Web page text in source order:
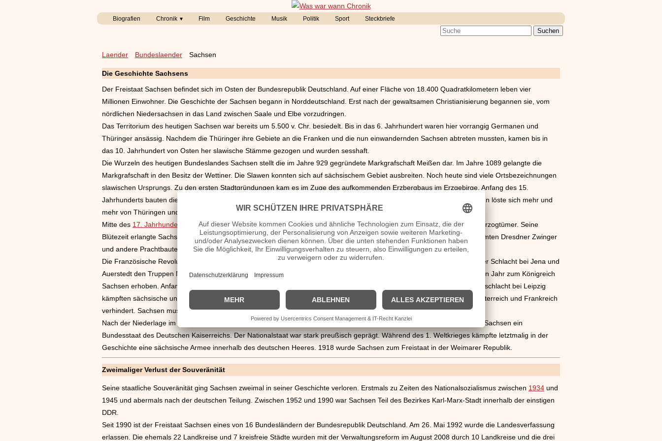
Biografien Chronik Film Geschichte Musik Politik Sport Steckbriefe
Laender Bundeslaender Sachsen
Die Geschichte Sachsens
Der Freistaat Sachsen befindet sich im Osten der Bundesrepublik Deutschland. Auf einer Fläche von 18.400 Quadratkilometern leben vier
Millionen Einwohner. Die Geschichte der Sachsen begann in Norddeutschland. Erst nach der gewaltsamen Christianisierung begannen sie, vom
nördlichen Niedersachsen in das Land zwischen Saale und Elbe vorzudringen.
Das Territorium des heutigen Sachsen war bereits um 5.500 v. Chr. besiedelt. Bis in das 6. Jahrhundert waren hier vorrangig Germanen und
Thüringer ansässig. Nachdem die Thüringer ihre Gebiete an die Franken und die nun einwandernden Sachsen abtreten mussten, kamen bis in
das 10. Jahrhundert von Osten her slawische Stämme gezogen und wurden sesshaft.
Die Wurzeln des heutigen Bundeslandes Sachsen stellt die im Jahre 929 gegründete Markgrafschaft Meißen dar. Im Jahre 1089 gelangte die
Markgrafschaft in den Besitz der Wettiner. Die Slawen konnten sich auf sächsischem Gebiet ausbreiten. Noch heute sind viele Ortsbezeichnungen
slawischen Ursprungs. Zu den ersten Stadtgründungen kam es im Zuge des aufkommenden Erzbergbaus im Erzgebirge. Anfang des 15.
Jahrhunderts bauten die Wettiner ihre Herrschaft aus und die Bezeichnung Kurfürstentum Sachsen wurde geläufig. Sachsen löste sich mehr und
mehr von Thüringen und Dresden wurde zur Residenzstadt ausgebaut.
Mitte des 17. Jahrhunderts
entstanden mit Sachsen-Zeitz, Sachsen-Weißenfels und Sachsen-Merseburg eigenständige Herzogtümer. Seine
Blütezeit erlangte Sachsen unter Friedrich August I., der als August der Starke in die Geschichte einging. Er ließ den berühmten Dresdner Zwinger
und andere Prachtbauten an der Elbe errichten.
Die Französische Revolution bestritt Sachsen an der Seite von Preußen. Beide Truppen mussten sich
bei der Schlacht bei Jena und
Auerstedt den Truppen Napoleons geschlagen geben. Sachsen wurde daraufhin von Frankreich besetzt und noch im selben Jahr zum Königreich
Sachsen erhoben. Anfang des 19. Jahrhunderts wurde Sachsen zum Hauptschauplatz der Befreiungskriege. Bis zur Völkerschlacht bei Leipzig
kämpften sächsische und französische Truppen gemeinsam. Eine Vereinnahmung Sachsens durch Preußen wurde von Österreich und Frankreich
verhindert. Sachsen musste lediglich einige nördliche Gebiete an Preußen abtreten.
Nach der Niederlage im Deutschen Krieg
im Jahre 1866wurde Sachsen Mitglied des Norddeutschen Bundes.
wurde Sachsen ein
Bundesstaat des Deutschen Kaiserreichs. Der Nationalstaat war stark preußisch geprägt. Während des 1. Weltkrieges kämpfte letztmalig in der
Geschichte eine sächsische Armee innerhalb des deutschen Heeres. 1918 wurde Sachsen zum Freistaat in der Weimarer Republik.
Zweimaliger Verlust der Souveränität
Seine staatliche Souveränität ging Sachsen zweimal in seiner Geschichte verloren. Erstmals zu Zeiten des Nationalsozialismus zwischen 1934 und
1945 und abermals nach der deutschen Teilung. Zwischen 1952 und 1990 war Sachsen Teil des Bezirkes Karl-Marx-Stadt innerhalb der einstigen
DDR.
Seit 1990 ist der Freistaat Sachsen eines von 16 Bundesländern der Bundesrepublik Deutschland. Am 26. Mai 1992 wurde die Landesverfassung
erlassen. Die ehemals 22 Landkreise und 7 kreisfreie Städte wurden mit der Verwaltungsreform im August 2008 durch 10 Landkreise und die drei